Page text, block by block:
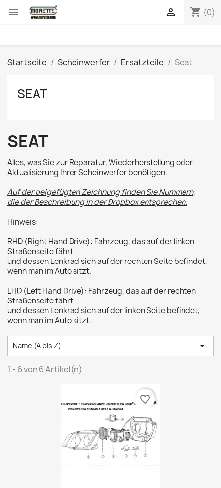
 shopping_cart (0)

Startseite Scheinwerfer Ersatzteile Seat
SEAT
SEAT
Alles, was Sie zur Reparatur, Wiederherstellung oder
Aktualisierung Ihrer Scheinwerfer benötigen.
Auf der beigefügten Zeichnung finden Sie Nummern,
die der Beschreibung in der Dropbox entsprechen.
Hinweis:
RHD (Right Hand Drive): Fahrzeug, das auf der linken
Straßenseite fährt
und dessen Lenkrad sich auf der rechten Seite befindet,
wenn man im Auto sitzt.
LHD (Left Hand Drive): Fahrzeug, das auf der rechten
Straßenseite fährt
und dessen Lenkrad sich auf der linken Seite befindet,
wenn man im Auto sitzt.
Name (A bis Z) 
1 - 6 von 6 Artikel(n)
favorite_border